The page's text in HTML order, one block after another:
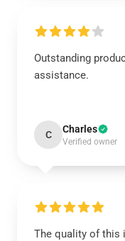
Outstanding
assistance.
C Charles
Verified owner
The quality of this